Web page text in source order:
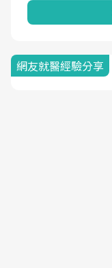
網友就醫經驗分享